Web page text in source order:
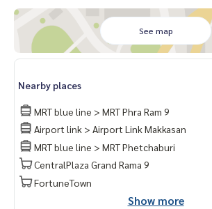
- ห้องออกกำลังกาย
- สวนพักผ่อนลอยฟ้า
- Jogging Track
- ประตู Digital Door Lock
- กล้องวงจรปิด
- ระบบรักษาความปลอดภัยตลอด 24 ชม.
📍สถานที่ใกล้เคียง
- รถไฟฟ้า MRT พระราม 9
- รถไฟฟ้า MRT เพชรบุรี
- Airport Link มักกะสัน
- ใกล้ทางด่วนพิเศษศรีรัช
- ฟอร์จูน ทาวน์ : 200 เมตร
See map
Nearby places
MRT blue line > MRT Phra Ram 9
Airport link > Airport Link Makkasan
MRT blue line > MRT Phetchaburi
CentralPlaza Grand Rama 9
FortuneTown
Show more